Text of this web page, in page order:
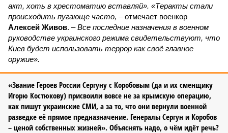
акт, хоть в хрестоматию вставляй». «Теракты стали
происходить пугающе часто, – отмечает военкор
Алексей Живов. –Все последние назначения в военном
руководстве украинского режима свидетельствуют, что
Киев будет использовать террор как своё главное
оружие».
«Звание Героев России Сергуну с Коробовым (да и их сменщику
Игорю Костюкову) присвоили вовсе не за крымскую операцию,
как пишут украинские СМИ, а за то, что они вернули военной
разведке её прямое предназначение. Генералы Сергун и Коробов
– ценой собственных жизней». Объяснять надо, о чём идёт речь?